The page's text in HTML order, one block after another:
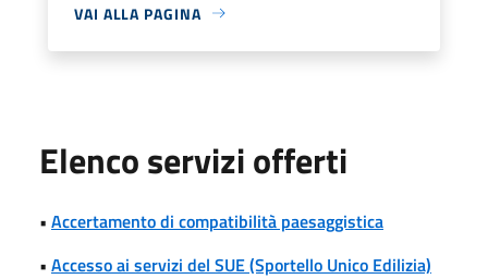
VAI ALLA PAGINA
Elenco servizi offerti
• Accertamento di compatibilità paesaggistica
• Accesso ai servizi del SUE (Sportello Unico Edilizia)